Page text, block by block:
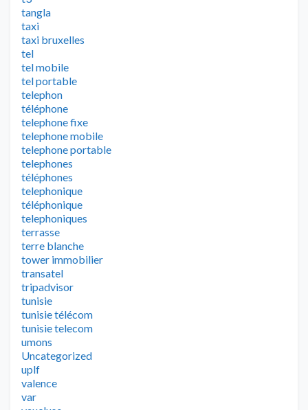
tangla
taxi
taxi bruxelles
tel
tel mobile
tel portable
telephon
téléphone
telephone fixe
telephone mobile
telephone portable
telephones
téléphones
telephonique
téléphonique
telephoniques
terrasse
terre blanche
tower immobilier
transatel
tripadvisor
tunisie
tunisie télécom
tunisie telecom
umons
Uncategorized
uplf
valence
var